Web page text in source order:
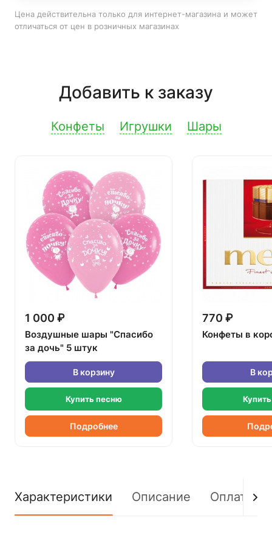
Цена действительна только для интернет-магазина и может
отличаться от цен в розничных магазинах
Добавить к заказу
Конфеты Игрушки Шары
1 000 ₽
Воздушные шары "Спасибо
за дочь" 5 штук
В корзину
Купить песню
Подробнее
770 ₽
Конфеты в
В
Характеристики Описание Оплата